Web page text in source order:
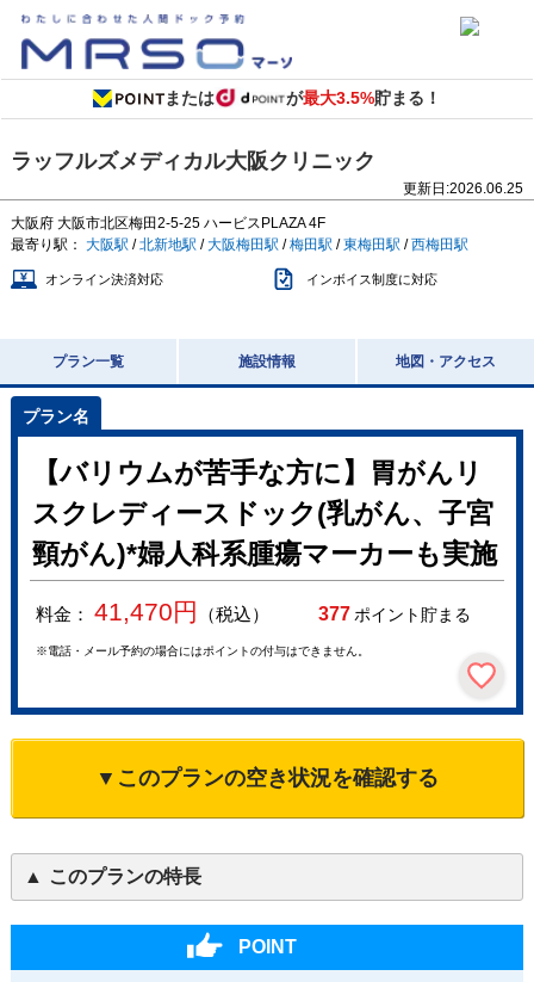
または が最大3.5%貯まる！
ラッフルズメディカル大阪クリニック
更新日:2026.06.25
大阪府 大阪市北区梅田2-5-25 ハービスPLAZA 4F
最寄り駅： 大阪駅 /北新地駅 /大阪梅田駅 /梅田駅 /東梅田駅 /西梅田駅
オンライン決済対応 インボイス制度に対応
プラン一覧 施設情報 地図・アクセス
【バリウムが苦手な方に】胃がんリ
スクレディースドック(乳がん、子宮
頸がん)*婦人科系腫瘍マーカーも実施
料金： 41,470円 （税込） 377ポイント貯まる
※電話・メール予約の場合にはポイントの付与はできません。
▼このプランの空き状況を確認する
このプランの特長
POINT